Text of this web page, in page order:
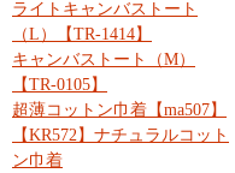
ライトキャンバストート
（L）【TR-1414】
キャンバストート（M）
【TR-0105】
超薄コットン巾着【ma507】
【KR572】ナチュラルコット
ン巾着